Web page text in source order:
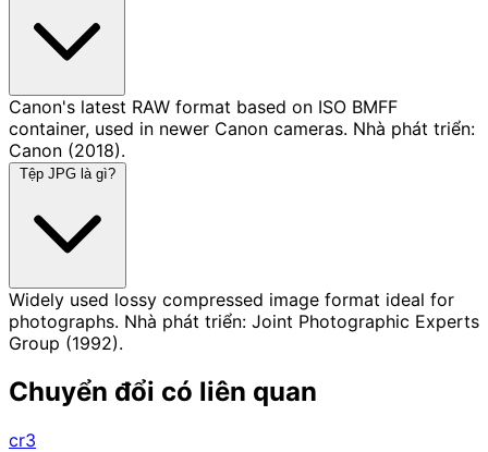
Canon's latest RAW format based on ISO BMFF
container, used in newer Canon cameras. Nhà phát triển:
Canon (2018).
Tệp JPG là gì?
Widely used lossy compressed image format ideal for
photographs. Nhà phát triển: Joint Photographic Experts
Group (1992).
Chuyển đổi có liên quan
cr3